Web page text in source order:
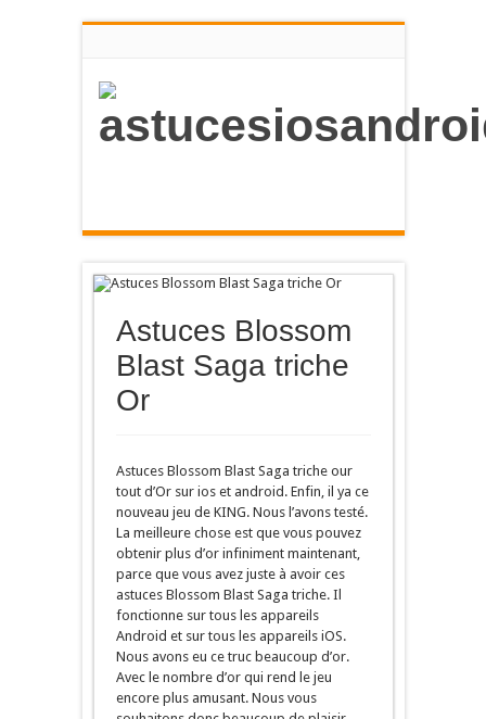
Astuces Blossom
Blast Saga triche
Or
Astuces Blossom Blast Saga triche our
tout d’Or sur ios et android. Enfin, il ya ce
nouveau jeu de KING. Nous l’avons testé.
La meilleure chose est que vous pouvez
obtenir plus d’or infiniment maintenant,
parce que vous avez juste à avoir ces
astuces Blossom Blast Saga triche. Il
fonctionne sur tous les appareils
Android et sur tous les appareils iOS.
Nous avons eu ce truc beaucoup d’or.
Avec le nombre d’or qui rend le jeu
encore plus amusant. Nous vous